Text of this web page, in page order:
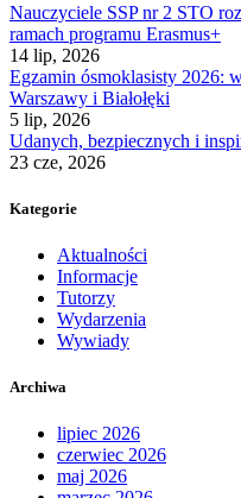
Nauczyciele SSP nr 2 STO
ramach programu Erasmus+
14 lip, 2026
Egzamin ósmoklasisty 2026:
Warszawy i Białołęki
5 lip, 2026
Udanych, bezpiecznych i
23 cze, 2026
Kategorie
Aktualności
Informacje
Tutorzy
Wydarzenia
Wywiady
Archiwa
lipiec 2026
czerwiec 2026
maj 2026